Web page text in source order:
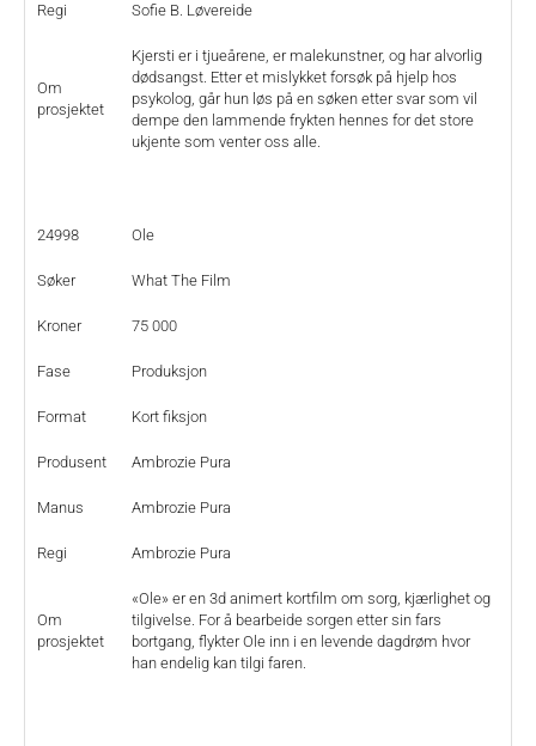
Regi Sofie B. Løvereide
Om
prosjektet
Kjersti er i tjueårene, er malekunstner, og har alvorlig
dødsangst. Etter et mislykket forsøk på hjelp hos
psykolog, går hun løs på en søken etter svar som vil
dempe den lammende frykten hennes for det store
ukjente som venter oss alle.
24998 Ole
Søker What The Film
Kroner 75 000
Fase Produksjon
Format Kort fiksjon
Produsent Ambrozie Pura
Manus Ambrozie Pura
Regi Ambrozie Pura
Om
prosjektet
«Ole» er en 3d animert kortfilm om sorg, kjærlighet og
tilgivelse. For å bearbeide sorgen etter sin fars
bortgang, flykter Ole inn i en levende dagdrøm hvor
han endelig kan tilgi faren.